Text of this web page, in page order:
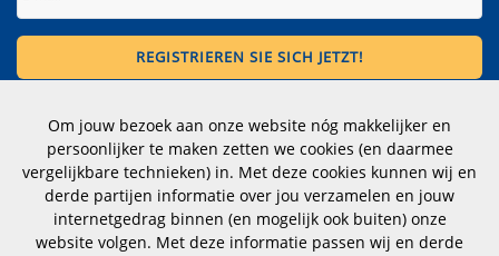
Kontakt
Wittevrouwen 1, 1358 CD Almere
Niederlande
Telefonnummer: +31 (0)183 353012
Om jouw bezoek aan onze website nóg makkelijker en
persoonlijker te maken zetten we cookies (en daarmee
vergelijkbare technieken) in. Met deze cookies kunnen wij en
derde partijen informatie over jou verzamelen en jouw
internetgedrag binnen (en mogelijk ook buiten) onze
website volgen. Met deze informatie passen wij en derde